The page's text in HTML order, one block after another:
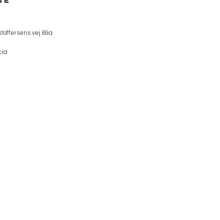
vej 69a